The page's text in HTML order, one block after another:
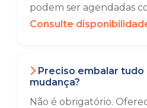
podem ser agendadas
Consulte
Preciso embalar tudo
mudança?
Não é obrigatório.